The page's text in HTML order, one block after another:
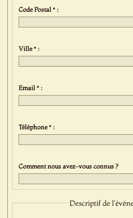
Code Postal * :
Ville * :
Email * :
Téléphone * :
Comment nous avez-vous connus ?
Descriptif de